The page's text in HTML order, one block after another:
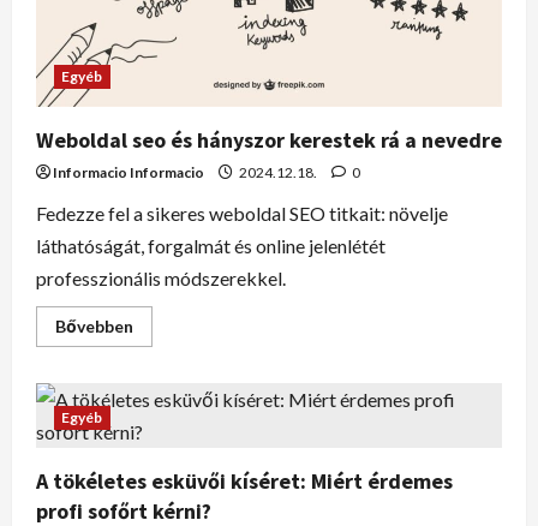
Egyéb
Weboldal seo és hányszor kerestek rá a nevedre
Informacio Informacio 2024.12.18. 0
Fedezze fel a sikeres weboldal SEO titkait: növelje
láthatóságát, forgalmát és online jelenlétét
professzionális módszerekkel.
Bővebben
Egyéb
A tökéletes esküvői kíséret: Miért érdemes
profi sofőrt kérni?